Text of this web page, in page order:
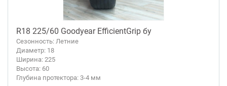
R18 225/60 Goodyear EfficientGrip бу
Сезонность: Летние
Диаметр: 18
Ширина: 225
Высота: 60
Глубина протектора: 3-4 мм